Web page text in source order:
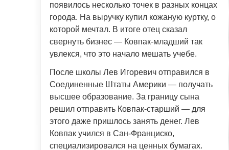
появилось несколько точек в разных концах
города. На выручку купил кожаную куртку, о
которой мечтал. В итоге отец сказал
свернуть бизнес — Ковпак-младший так
увлекся, что это начало мешать учебе.
После школы Лев Игоревич отправился в
Соединенные Штаты Америки — получать
высшее образование. За границу сына
решил отправить Ковпак-старший — для
этого даже пришлось занять денег. Лев
Ковпак учился в Сан-Франциско,
специализировался на ценных бумагах.